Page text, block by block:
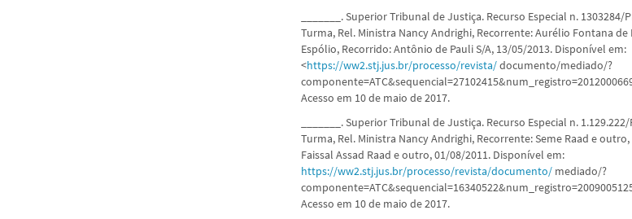
_______. Superior Tribunal de Justiça. Recurso Especial n. 1303284/
Turma, Rel. Ministra Nancy Andrighi, Recorrente: Aurélio Fontana de
Espólio, Recorrido: Antônio de Pauli S/A, 13/05/2013. Disponível em:
<https://ww2.stj.jus.br/processo/revista/documento/mediado/?
Acesso em 10 de maio de 2017.
_______. Superior Tribunal de Justiça. Recurso Especial n. 1.129.222/
Turma, Rel. Ministra Nancy Andrighi, Recorrente: Seme Raad e
Faissal Assad Raad e outro, 01/08/2011. Disponível em:
https://ww2.stj.jus.br/processo/revista/documento/ mediado/?
Acesso em 10 de maio de 2017.